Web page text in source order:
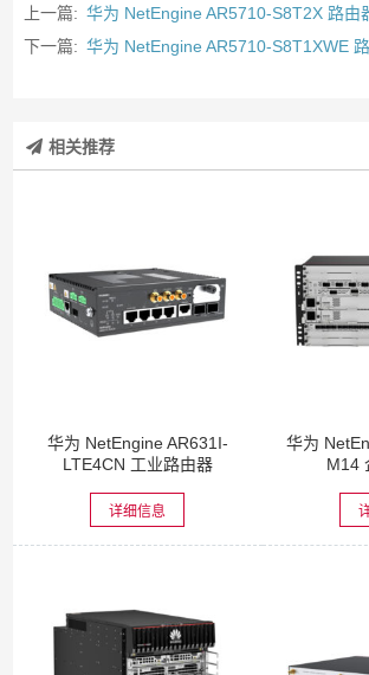
上一篇: 华为 NetEngine AR5710-S8T2X 路由
下一篇: 华为 NetEngine AR5710-S8T1XWE
相关推荐
华为 NetEngine AR631I-
LTE4CN 工业路由器
详细信息
华为
M14